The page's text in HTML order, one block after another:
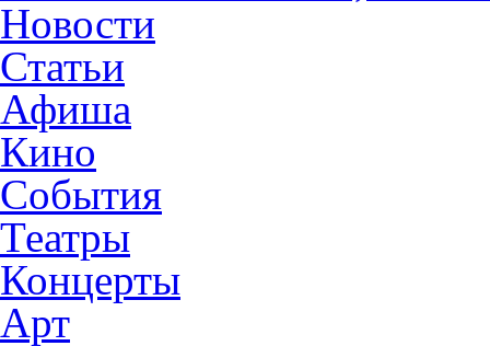
Новости
Статьи
Афиша
Кино
События
Театры
Концерты
Арт